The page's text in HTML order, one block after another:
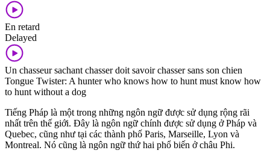
En retard
Delayed
Un chasseur sachant chasser doit savoir chasser sans son chien
Tongue Twister: A hunter who knows how to hunt must know how
to hunt without a dog
Tiếng Pháp là một trong những ngôn ngữ được sử dụng rộng rãi
nhất trên thế giới. Đây là ngôn ngữ chính được sử dụng ở Pháp và
Quebec, cũng như tại các thành phố Paris, Marseille, Lyon và
Montreal. Nó cũng là ngôn ngữ thứ hai phổ biến ở châu Phi.